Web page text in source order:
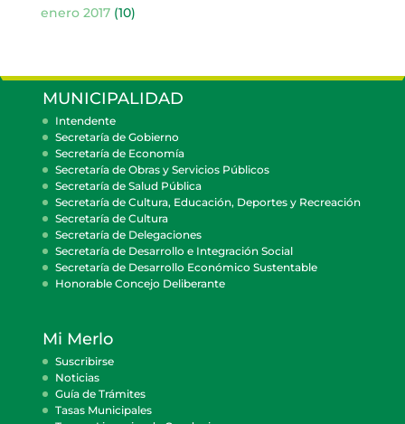
enero 2017(10)
MUNICIPALIDAD
Intendente
Secretaría de Gobierno
Secretaría de Economía
Secretaría de Obras y Servicios Públicos
Secretaría de Salud Pública
Secretaría de Cultura, Educación, Deportes y Recreación
Secretaría de Cultura
Secretaría de Delegaciones
Secretaría de Desarrollo e Integración Social
Secretaría de Desarrollo Económico Sustentable
Honorable Concejo Deliberante
Mi Merlo
Suscribirse
Noticias
Guía de Trámites
Tasas Municipales